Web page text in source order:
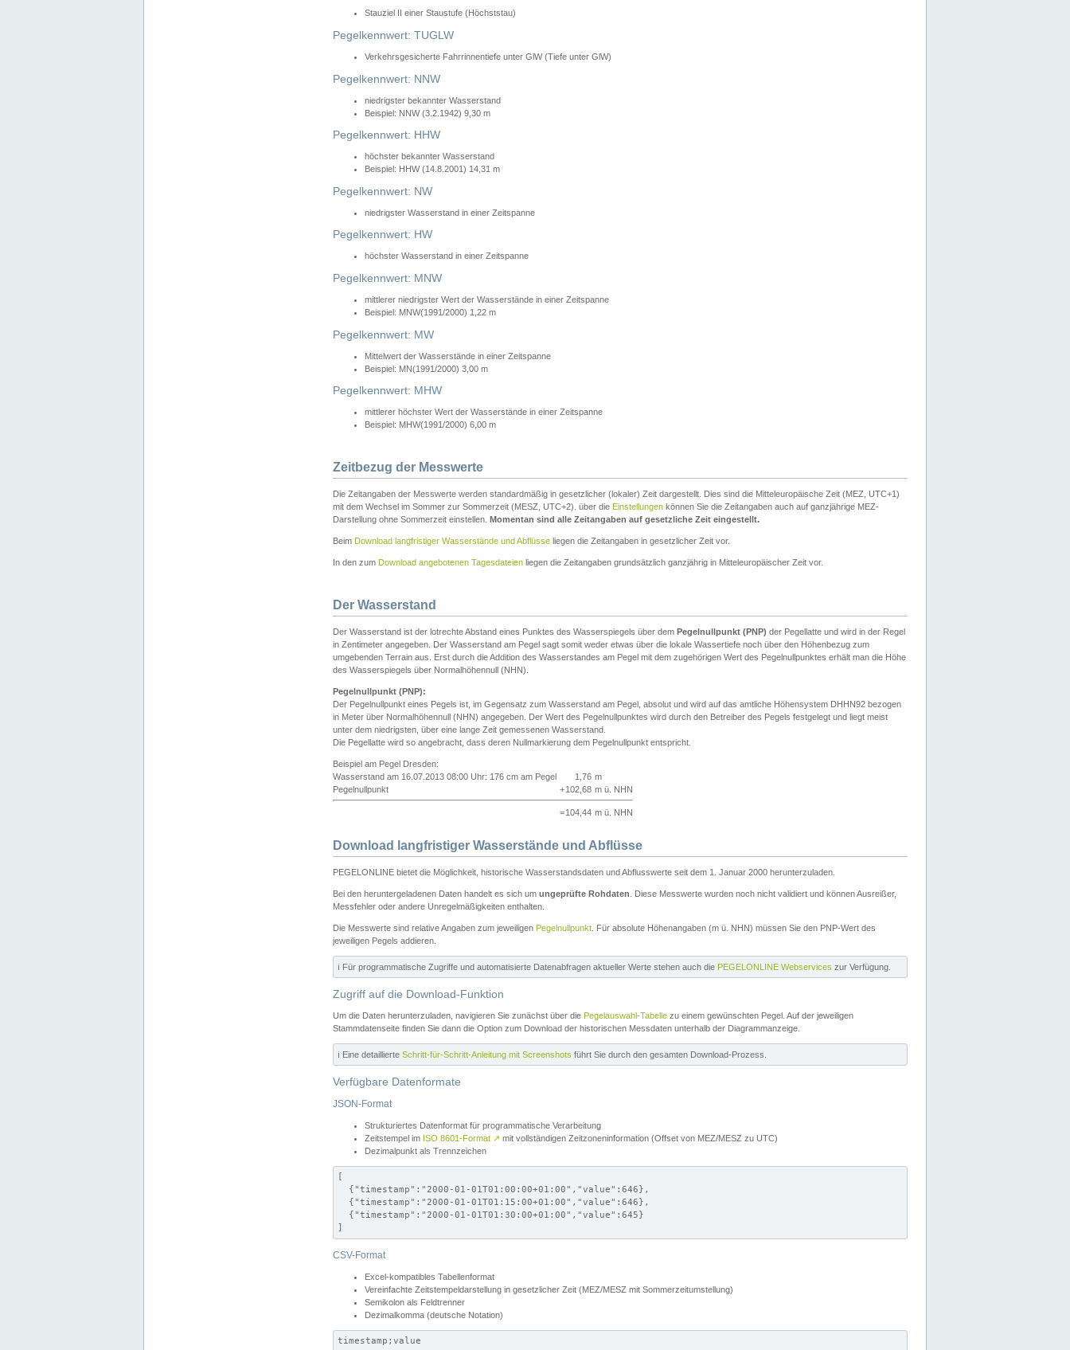
Stauziel II einer Staustufe (Höchststau)
Pegelkennwert: TUGLW
Verkehrsgesicherte Fahrrinnentiefe unter GlW (Tiefe unter GlW)
Pegelkennwert: NNW
niedrigster bekannter Wasserstand
Beispiel: NNW (3.2.1942) 9,30 m
Pegelkennwert: HHW
höchster bekannter Wasserstand
Beispiel: HHW (14.8.2001) 14,31 m
Pegelkennwert: NW
niedrigster Wasserstand in einer Zeitspanne
Pegelkennwert: HW
höchster Wasserstand in einer Zeitspanne
Pegelkennwert: MNW
mittlerer niedrigster Wert der Wasserstände in einer Zeitspanne
Beispiel: MNW(1991/2000) 1,22 m
Pegelkennwert: MW
Mittelwert der Wasserstände in einer Zeitspanne
Beispiel: MN(1991/2000) 3,00 m
Pegelkennwert: MHW
mittlerer höchster Wert der Wasserstände in einer Zeitspanne
Beispiel: MHW(1991/2000) 6,00 m
Zeitbezug der Messwerte
Die Zeitangaben der Messwerte werden standardmäßig in gesetzlicher (lokaler) Zeit dargestellt. Dies sind die Mitteleuropäische Zeit (MEZ, UTC+1)
mit dem Wechsel im Sommer zur Sommerzeit (MESZ, UTC+2). über die Einstellungen können Sie die Zeitangaben auch auf ganzjährige MEZ-
Darstellung ohne Sommerzeit einstellen. Momentan sind alle Zeitangaben auf gesetzliche Zeit eingestellt.
Beim Download langfristiger Wasserstände und Abflüsse liegen die Zeitangaben in gesetzlicher Zeit vor.
In den zum Download angebotenen Tagesdateien liegen die Zeitangaben grundsätzlich ganzjährig in Mitteleuropäischer Zeit vor.
Der Wasserstand
Der Wasserstand ist der lotrechte Abstand eines Punktes des Wasserspiegels über dem Pegelnullpunkt (PNP) der Pegellatte und wird in der Regel
in Zentimeter angegeben. Der Wasserstand am Pegel sagt somit weder etwas über die lokale Wassertiefe noch über den Höhenbezug zum
umgebenden Terrain aus. Erst durch die Addition des Wasserstandes am Pegel mit dem zugehörigen Wert des Pegelnullpunktes erhält man die Höhe
des Wasserspiegels über Normalhöhennull (NHN).
Pegelnullpunkt (PNP):
Der Pegelnullpunkt eines Pegels ist, im Gegensatz zum Wasserstand am Pegel, absolut und wird auf das amtliche Höhensystem DHHN92 bezogen
in Meter über Normalhöhennull (NHN) angegeben. Der Wert des Pegelnullpunktes wird durch den Betreiber des Pegels festgelegt und liegt meist
unter dem niedrigsten, über eine lange Zeit gemessenen Wasserstand.
Die Pegellatte wird so angebracht, dass deren Nullmarkierung dem Pegelnullpunkt entspricht.
Beispiel am Pegel Dresden:
Wasserstand am 16.07.2013 08:00 Uhr: 176 cm am Pegel
1,76 m
Pegelnullpunkt
+102,68 m ü. NHN
=104,44 m ü. NHN
Download langfristiger Wasserstände und Abflüsse
PEGELONLINE bietet die Möglichkeit, historische Wasserstandsdaten und Abflusswerte seit dem 1. Januar 2000 herunterzuladen.
Bei den heruntergeladenen Daten handelt es sich um ungeprüfte Rohdaten . Diese Messwerte wurden noch nicht validiert und können Ausreißer,
Messfehler oder andere Unregelmäßigkeiten enthalten.
Die Messwerte sind relative Angaben zum jeweiligen Pegelnullpunkt . Für absolute Höhenangaben (m ü. NHN) müssen Sie den PNP-Wert des
jeweiligen Pegels addieren.
ℹ️ Für programmatische Zugriffe und automatisierte Datenabfragen aktueller Werte stehen auch die PEGELONLINE Webservices zur Verfügung.
Zugriff auf die Download-Funktion
Um die Daten herunterzuladen, navigieren Sie zunächst über die Pegelauswahl-Tabelle zu einem gewünschten Pegel. Auf der jeweiligen
Stammdatenseite finden Sie dann die Option zum Download der historischen Messdaten unterhalb der Diagrammanzeige.
ℹ️ Eine detaillierte Schritt-für-Schritt-Anleitung mit Screenshots führt Sie durch den gesamten Download-Prozess.
Verfügbare Datenformate
JSON-Format
Strukturiertes Datenformat für programmatische Verarbeitung
Zeitstempel im ISO 8601-Format ↗ mit vollständigen Zeitzoneninformation (Offset von MEZ/MESZ zu UTC)
Dezimalpunkt als Trennzeichen
[
  {"timestamp":"2000-01-01T01:00:00+01:00","value":646},
  {"timestamp":"2000-01-01T01:15:00+01:00","value":646},
  {"timestamp":"2000-01-01T01:30:00+01:00","value":645}
]
CSV-Format
Excel-kompatibles Tabellenformat
Vereinfachte Zeitstempeldarstellung in gesetzlicher Zeit (MEZ/MESZ mit Sommerzeitumstellung)
Semikolon als Feldtrenner
Dezimalkomma (deutsche Notation)
timestamp;value